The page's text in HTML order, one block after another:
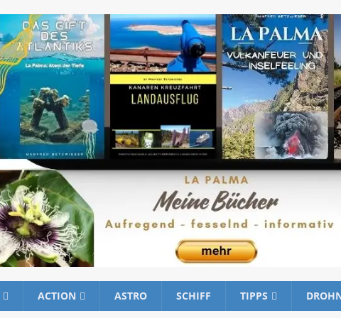
ACTION ASTRO SCHIFF TIPPS